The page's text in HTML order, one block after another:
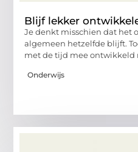
Blijf lekker
Je denkt misschien dat het
algemeen hetzelfde blijft.
met de tijd mee ontwikkeld
Onderwijs